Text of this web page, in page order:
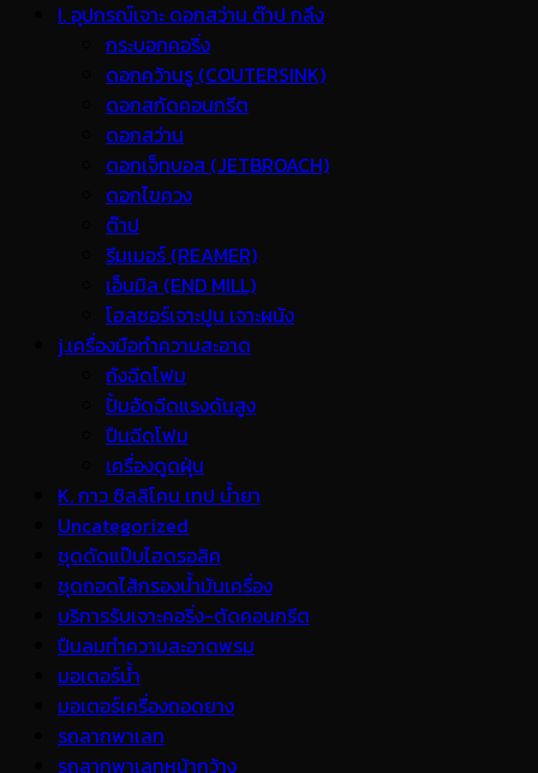
I. อุปกรณ์เจาะ ดอกสว่าน ต๊าป กลึง
กระบอกคอริ่ง
ดอกคว้านรู (COUTERSINK)
ดอกสกัดคอนกรีต
ดอกสว่าน
ดอกเจ็ทบอส (JETBROACH)
ดอกไขควง
ต๊าป
รีมเมอร์ (REAMER)
เอ็นมิล (END MILL)
โฮลซอร์เจาะปูน เจาะผนัง
j.เครื่องมือทำความสะอาด
ถังฉีดโฟม
ปั้มอัดฉีดแรงดันสูง
ปืนฉีดโฟม
เครื่องดูดฝุ่น
K. กาว ซิลลิโคน เทป น้ำยา
Uncategorized
ชุดดัดแป๊บไฮดรอลิค
ชุดถอดไส้กรองน้ำมันเครื่อง
บริการรับเจาะคอริ่ง-ตัดคอนกรีต
ปืนลมทำความสะอาดพรม
มอเตอร์น้ำ
มอเตอร์เครื่องถอดยาง
รถลากพาเลท
รถลากพาเลทหน้ากว้าง